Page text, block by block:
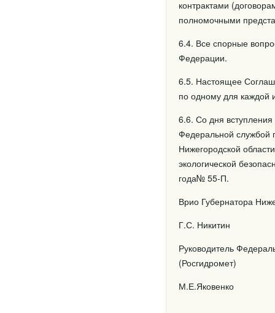
контрактами
полномочными
6.4. Все спорные
Федерации.
6.5. Настоящее
по одному для каждой
6.6. Со дня
Федеральной службой
Нижегородской
экологической
года№ 55-П.
Врио Губернатора
Г.С. Никитин
Руководитель
(Росгидромет)
М.Е.Яковенко